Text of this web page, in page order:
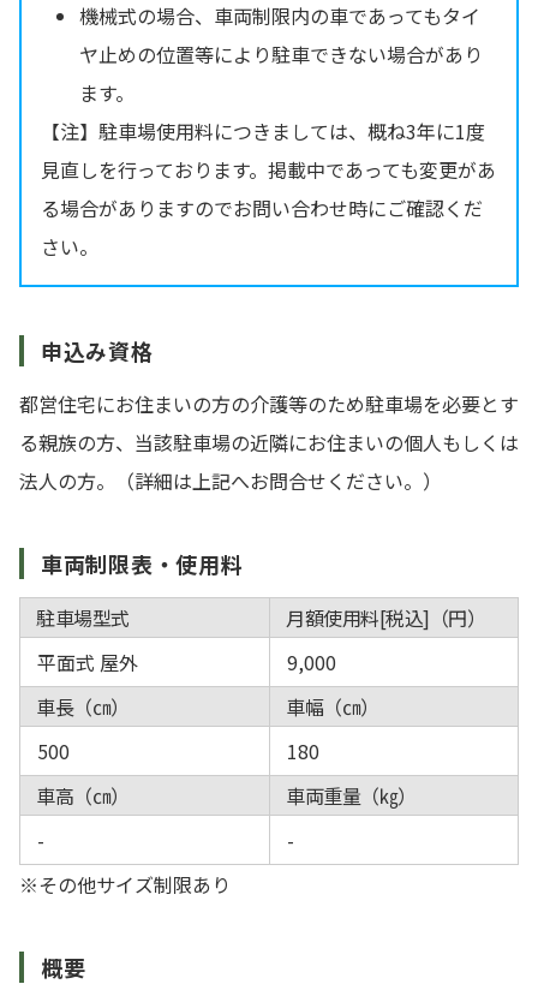
機械式の場合、車両制限内の車であってもタイ
ヤ止めの位置等により駐車できない場合があり
ます。
【注】駐車場使用料につきましては、概ね3年に1度
見直しを行っております。掲載中であっても変更があ
る場合がありますのでお問い合わせ時にご確認くだ
さい。
申込み資格
都営住宅にお住まいの方の介護等のため駐車場を必要とす
る親族の方、当該駐車場の近隣にお住まいの個人もしくは
法人の方。（詳細は上記へお問合せください。）
車両制限表・使用料
駐車場型式
月額使用料[税込]（円）
平面式 屋外
9,000
車長（㎝）
車幅（㎝）
500
180
車高（㎝）
車両重量（㎏）
-
-
※その他サイズ制限あり
概要